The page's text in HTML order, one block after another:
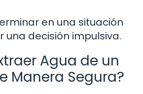
en una situación
una decisión impulsiva.
Agua de un
Manera Segura?